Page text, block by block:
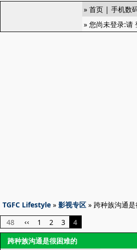
» 首页 | 手机数
» 您尚未登录:请
TGFC Lifestyle » 影视专区 » 跨种族沟通
48
‹‹ 1 2 3
4
跨种族沟通是很困难的